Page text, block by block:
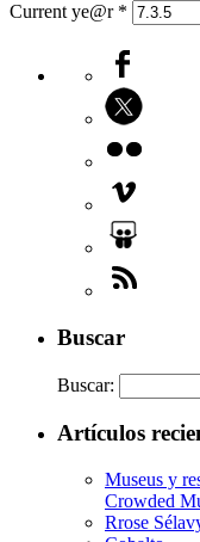
Current ye@r *
Buscar
Buscar:
Artículos
Museus y
Crowded
Rrose